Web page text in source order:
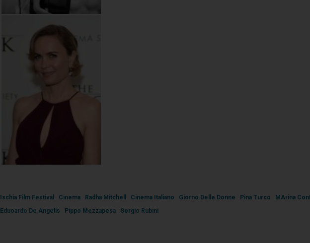
Ischia Film Festival Cinema Radha Mitchell Cinema Italiano Giorno Delle Donne Pina Turco
MArina
Eduoardo De Angelis
Pippo Mezzapesa Sergio Rubini